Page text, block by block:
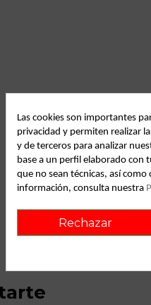
Las cookies son importantes
privacidad y permiten realizar
y de terceros para analizar
base a un perfil elaborado con
que no sean técnicas, así
información, consulta nuestra
Rechazar